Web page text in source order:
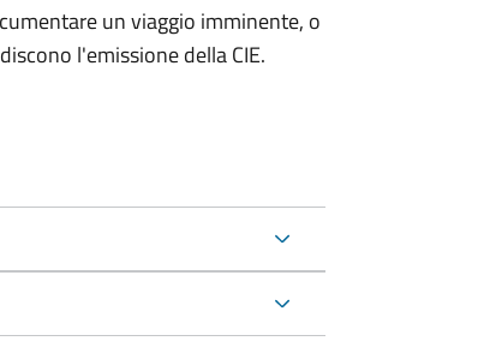
un viaggio imminente, o
l'emissione della CIE.